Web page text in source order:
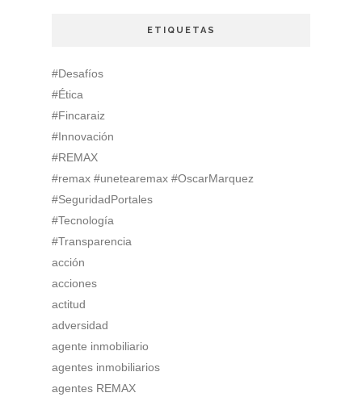
ETIQUETAS
#Desafíos
#Ética
#Fincaraiz
#Innovación
#REMAX
#remax #unetearemax #OscarMarquez
#SeguridadPortales
#Tecnología
#Transparencia
acción
acciones
actitud
adversidad
agente inmobiliario
agentes inmobiliarios
agentes REMAX